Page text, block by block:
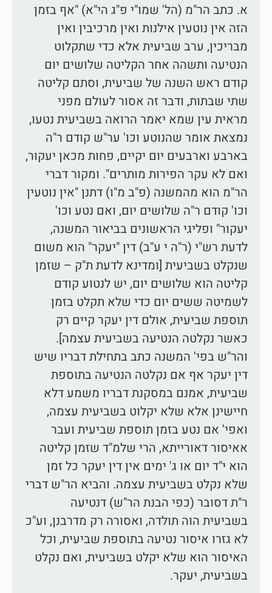
א. כתב הר"מ (הל' שמו"י פ"ג הי"א) "אף בזמן
הזה אין נוטעין אילנות ואין מרכיבין ואין
מבריכין, ערב שביעית אלא כדי שתקלוט
הנטיעה ותשהה אחר הקליטה שלושים יום
קודם ראש השנה של שביעית, וסתם קליטה
שתי שבתות, ודבר זה אסור לעולם מפני
מראית עין שמא יאמר הרואה בשביעית נטעו,
נמצאת אומר שהנוטע וכו' ער"ש קודם ר"ה
בארבע וארבעים יום יקיים, פחות מכאן יעקור,
ואם לא עקר הפירות מותרים". ומקור דברי
הר"מ הוא מהמשנה (פ"ב מ"ו) דתנן "אין נוטעין
וכו' קודם ר"ה שלושים יום, ואם נטע וכו'
יעקור" ופליגי הראשונים בביאור המשנה,
לדעת רש"י (ר"ה י ע"ב) דין "יעקר" הוא משום
שנקלט בשביעית [ומדינא לדעת ת"ק – שזמן
קליטה הוא שלושים יום, יש לנטוע קודם
לשמיטה ששים יום כדי שלא תקלט בזמן
תוספת שביעית, אולם דין יעקר קיים רק
כאשר נקלטה הנטיעה בשביעית עצמה].
והר"ש בפי' המשנה כתב בתחילת דבריו שיש
דין יעקר אף אם נקלטה הנטיעה בתוספת
שביעית, אמנם במסקנת דבריו משמע דלא
חיישינן אלא שלא יקלוט בשביעית עצמה,
ואפי' אם נטע בזמן תוספת שביעית ועבר
אאיסור דאורייתא, הרי שלמ"ד שזמן קליטה
הוא י"ד יום או ג' ימים אין דין יעקר כל זמן
שלא נקלט בשביעית עצמה. והביא הר"ש דברי
ר"ת דסובר (כפי הבנת הר"ש) דנטיעה
בשביעית הוה תולדה, ואסורה רק מדרבנן, וע"כ
לא גזרו איסור נטיעה בתוספת שביעית, וכל
האיסור הוא שלא יקלט בשביעית, ואם נקלט
בשביעית, יעקר.